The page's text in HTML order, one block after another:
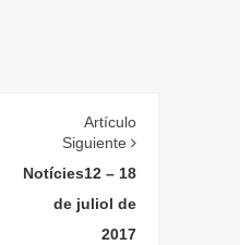
Artículo
Siguiente
Notícies12 – 18
de juliol de
2017